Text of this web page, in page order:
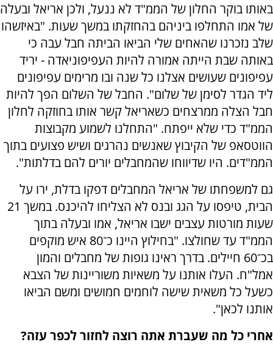
באותו בוקר החלון של הממ"ד לא ננעל, ולכן אריאל ובעלה
של אמו התחלפו ביניהם בהחזקתו במשך שעות. "באיזשהו
שלב נזכרנו שהאחים שלי הביאו הביתה חבל עבה כי
באותה שבת הייתה אמורה להיות העפיפוניאדה - יריד
עפיפונים שעושים אצלנו כל שנה ובו מרימים עפיפונים
ליד הגדר לסימן של שלום". החבל של השלום הפך להיות
חבל הצלה ממרצחים כשאריאל קשר אותו בחוזקה לחלון
הממ"ד כדי שלא ייפתח. "התחלנו לשמוע מקבוצות
הווטסאפ של הקיבוץ שאנשים נהרגים ושיש פצועים בתוך
הממ"דים. היו שדיווחו שהמחבלים יורים להם בדלתות".
גם למשפחתו של אריאל המחבלים דפקו בדלת, ירו על
הבית, טיפסו על הגג ובנס לא הצליחו להיכנס. במשך 21
שעות מורטות עצבים ישבו אריאל, אמו ובעלה בתוך
הממ"ד עד שחולצו. "בחילוץ היינו כ־80 איש מוקפים
בכ־60 חיילים. בדרך ראינו גופות של מחבלים והמון
אמל"ח. העלו אותנו על משאיות משוריינות של הצבא
כשעל כל משאית שישה לוחמים חמושים ומשם הביאו
אותנו לכאן".
אחרי כל מה שעברת אתה רוצה לחזור לכפר עזה?